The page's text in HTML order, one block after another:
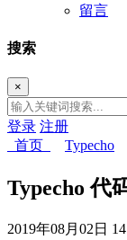
留言
搜索
×
登录 注册
首页
Typecho
Typecho 代
2019年08月02日